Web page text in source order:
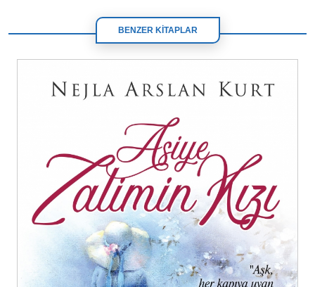
BENZER KİTAPLAR